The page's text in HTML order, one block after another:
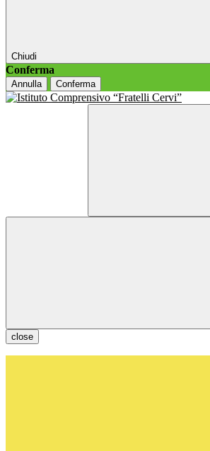
Chiudi
Conferma
Annulla Conferma
close